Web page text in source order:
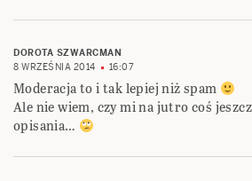
DOROTA SZWARCMAN
8 WRZEŚNIA 2014
16:07
Moderacja to i tak lepiej niż spam
Ale nie wiem, czy mi na jutro coś
opisania…